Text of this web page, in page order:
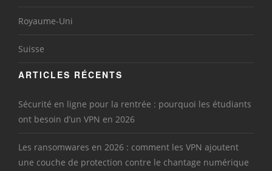
Royaume-Uni
Suisse
ARTICLES RÉCENTS
Sécurité en ligne pour la rentrée : pourquoi les étudiants
ont besoin d’un VPN en 2026
Les ransomwares en 2026 : comment les VPN ajoutent
une couche de protection contre le chantage numérique